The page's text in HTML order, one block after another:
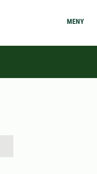
MENY